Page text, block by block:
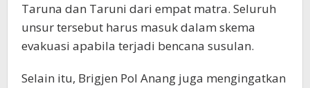
Taruna dan Taruni dari empat matra. Seluruh
unsur tersebut harus masuk dalam skema
evakuasi apabila terjadi bencana susulan.
Selain itu, Brigjen Pol Anang juga mengingatkan